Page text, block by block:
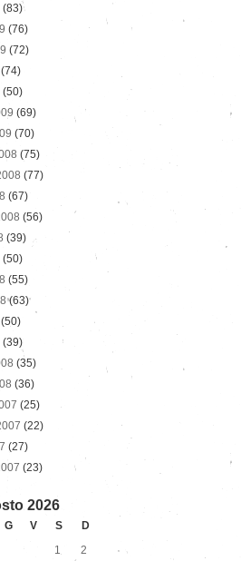
(83)
(76)
(72)
(74)
(50)
(69)
(70)
(75)
(77)
(67)
(56)
(39)
(50)
(55)
(63)
(50)
(39)
(35)
(36)
(25)
(22)
(27)
(23)
2026
G V S
D
1
2